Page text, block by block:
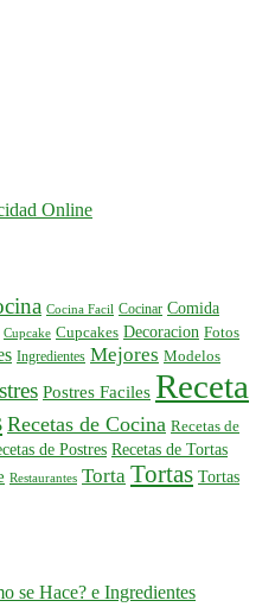
Online
Cocina Facil Cocinar Comida
Cupcake Cupcakes Decoracion Fotos
Ingredientes Mejores Modelos
Postres Faciles Receta
Recetas de Cocina Recetas de
de Postres Recetas de Tortas
Restaurantes Torta Tortas Tortas
se Hace? e Ingredientes